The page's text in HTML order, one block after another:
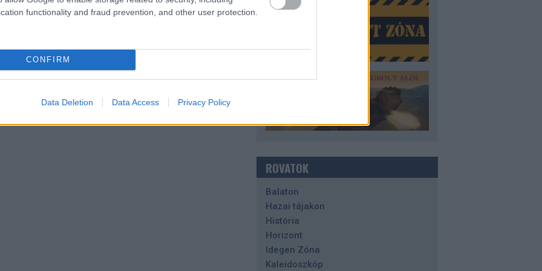
functionality and fraud prevention, and other user protection.
CONFIRM
Data Deletion Data Access Privacy Policy
ROVATOK
Balaton
Hazai tájakon
História
Horizont
Idegen Zóna
Kaleidoszkóp